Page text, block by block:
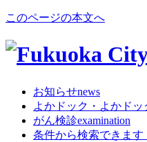
このページの本文へ
お知らせnews
よかドック・よかドッ
がん検診examination
条件から検索できます